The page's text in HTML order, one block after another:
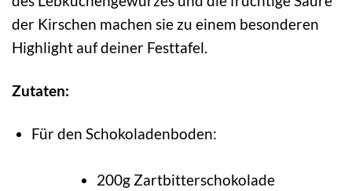
der Kirschen machen sie zu einem besonderen
Highlight auf deiner Festtafel.
Zutaten:
Für den Schokoladenboden:
200g Zartbitterschokolade